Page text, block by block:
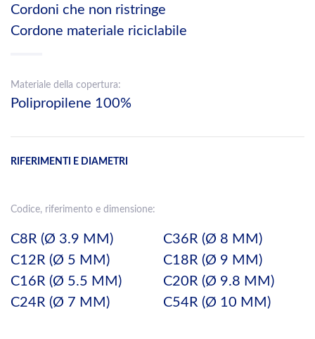
Cordoni che non ristringe
Cordone materiale riciclabile
Materiale della copertura:
Polipropilene 100%
RIFERIMENTI E DIAMETRI
Codice, riferimento e dimensione:
C8R (Ø 3.9 MM)
C12R (Ø 5 MM)
C16R (Ø 5.5 MM)
C24R (Ø 7 MM)
C36R (Ø 8 MM)
C18R (Ø 9 MM)
C20R (Ø 9.8 MM)
C54R (Ø 10 MM)